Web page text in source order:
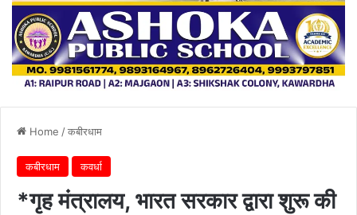
Home /कबीरधाम
कबीरधाम कवर्धा
*गृह मंत्रालय, भारत सरकार द्वारा शुरू की